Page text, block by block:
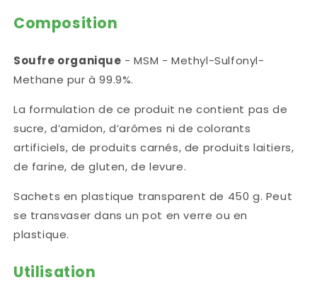
Composition
Soufre organique - MSM - Methyl-Sulfonyl-
Methane pur à 99.9%.
La formulation de ce produit ne contient pas de
sucre, d’amidon, d’arômes ni de colorants
artificiels, de produits carnés, de produits laitiers,
de farine, de gluten, de levure.
Sachets en plastique transparent de 450 g. Peut
se transvaser dans un pot en verre ou en
plastique.
Utilisation